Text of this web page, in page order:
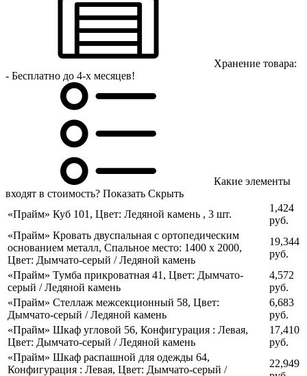
Хранение товара:
- Бесплатно до 4-х месяцев!
Какие элементы
входят в стоимость? Показать Скрыть
«Прайм» Куб 101 , Цвет: Ледяной камень , 3 шт.
1,424
руб.
«Прайм» Кровать двуспальная с ортопедическим
основанием металл, Спальное место: 1400 х 2000,
Цвет: Дымчато-серый / Ледяной камень
19,344
руб.
«Прайм» Тумба прикроватная 41 , Цвет: Дымчато-
серый / Ледяной камень
4,572
руб.
«Прайм» Стеллаж межсекционный 58, Цвет:
Дымчато-серый / Ледяной камень
6,683
руб.
«Прайм» Шкаф угловой 56, Конфигурация : Левая,
Цвет: Дымчато-серый / Ледяной камень
17,410
руб.
«Прайм» Шкаф распашной для одежды 64,
Конфигурация : Левая, Цвет: Дымчато-серый /
22,949